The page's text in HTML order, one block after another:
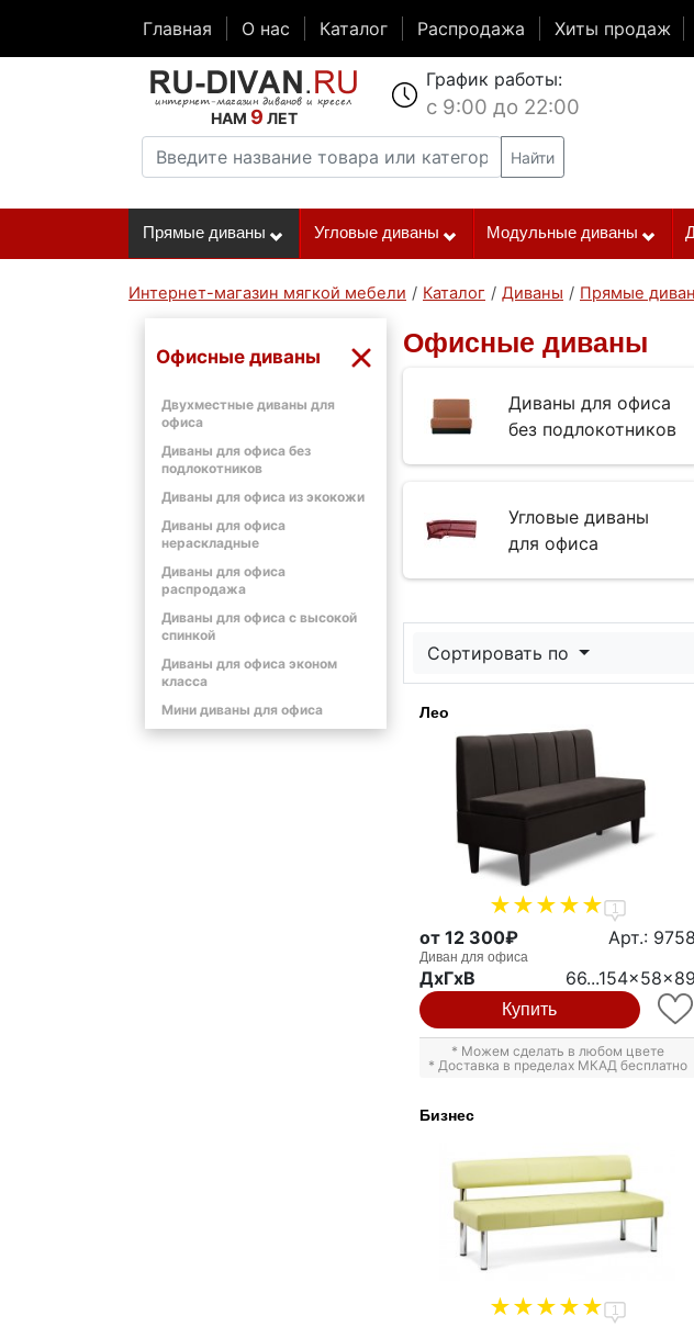
Главная О нас Каталог Распродажа Хиты продаж
НАМ 9 ЛЕТ
График работы:
с 9:00 до 22:00
Найти
Прямые диваны Угловые диваны Модульные диваны
Интернет-магазин мягкой мебели / Каталог / Диваны / Прямые
Офисные диваны
Двухместные диваны для
офиса
Диваны для офиса без
подлокотников
Диваны для офиса из экокожи
Диваны для офиса
нераскладные
Диваны для офиса
распродажа
Диваны для офиса с высокой
спинкой
Диваны для офиса эконом
класса
Мини диваны для офиса
Офисные диваны
Диваны для офиса
без подлокотников
Угловые диваны
для офиса
Сортировать по
Лео
1
от 12 300₽ Арт.: 9758
Диван для офиса
ДxГxВ 66...154x58x89
Купить
* Можем сделать в любом цвете
* Доставка в пределах МКАД бесплатно
Бизнес
1